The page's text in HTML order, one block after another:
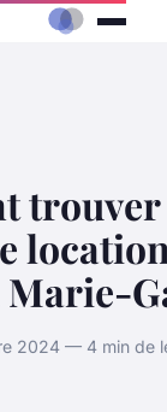
trouver
2024 — 4 min de